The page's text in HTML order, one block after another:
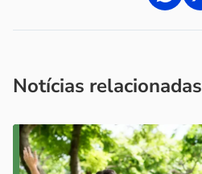
Notícias relacionadas